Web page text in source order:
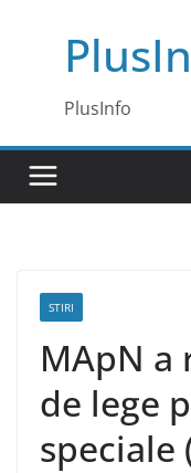
PlusInfo
STIRI
MApN a
de lege
speciale